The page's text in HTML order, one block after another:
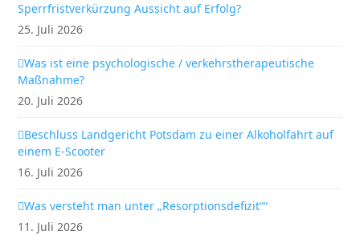
Sperrfristverkürzung Aussicht auf Erfolg?
25. Juli 2026
Was ist eine psychologische / verkehrstherapeutische
Maßnahme?
20. Juli 2026
Beschluss Landgericht Potsdam zu einer Alkoholfahrt auf
einem E-Scooter
16. Juli 2026
Was versteht man unter „Resorptionsdefizit““
11. Juli 2026